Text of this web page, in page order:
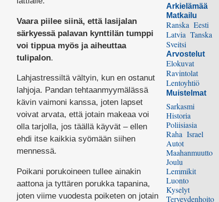
Vaara piilee siinä, että lasijalan
särkyessä palavan kynttilän tumppi
voi tippua myös ja aiheuttaa
tulipalon.
Lahjastressiltä vältyin, kun en ostanut
lahjoja. Pandan tehtaanmyymälässä
kävin vaimoni kanssa, joten lapset
voivat arvata, että jotain makeaa voi
olla tarjolla, jos täällä käyvät – ellen
ehdi itse kaikkia syömään siihen
mennessä.
Poikani porukoineen tullee ainakin
aattona ja tyttären porukka tapanina,
joten viime vuodesta poiketen on jotain
Arkielämää
Matkailu
Ranska Eesti
Latvia Tanska
Sveitsi
Arvostelut
Elokuvat
Ravintolat
Lentoyhtiö
Muistelmat
Sarkasmi
Historia
Poliisiasia
Raha Israel
Autot
Maahanmuutto
Joulu
Lemmikit
Luonto
Kyselyt
Terveydenhoito